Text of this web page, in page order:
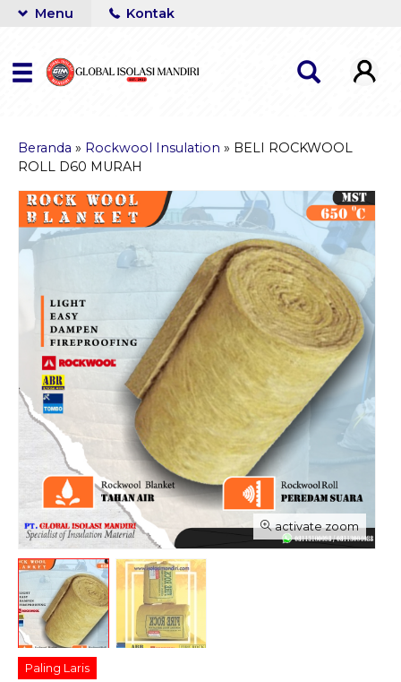
Menu Kontak
Beranda » Rockwool Insulation » BELI ROCKWOOL
ROLL D60 MURAH
activate zoom
Paling Laris